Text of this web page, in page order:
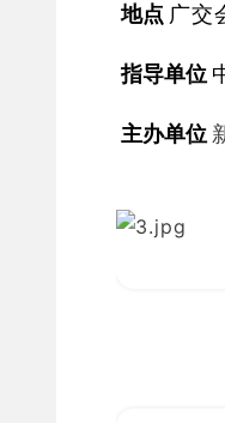
地点 广交
指导单位
主办单位